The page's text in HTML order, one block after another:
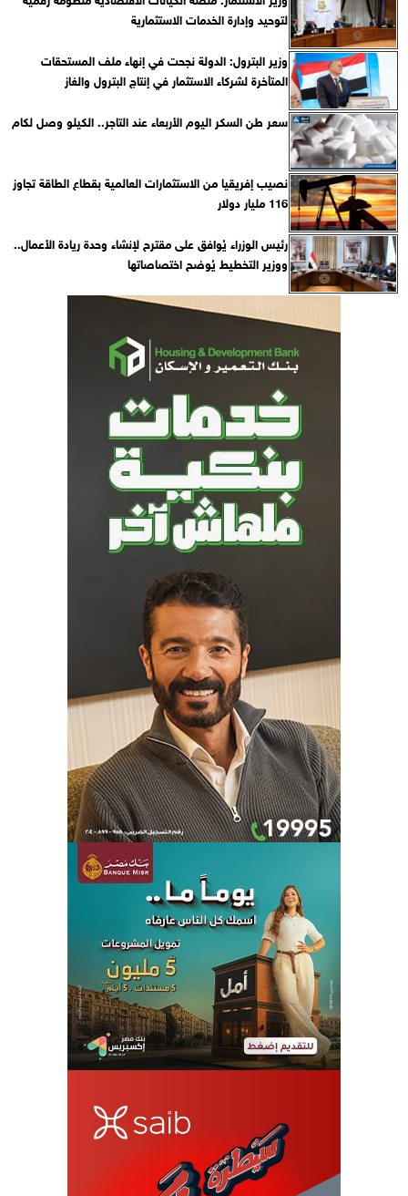
لتوحيد وإدارة الخدمات الاستثمارية
وزير البترول: الدولة نجحت في إنهاء ملف المستحقات
المتأخرة لشركاء الاستثمار في إنتاج البترول والغاز
سعر طن السكر اليوم الأربعاء عند التاجر.. الكيلو وصل لكام
نصيب إفريقيا من الاستثمارات العالمية بقطاع الطاقة تجاوز
116 مليار دولار
رئيس الوزراء يُوافق على مقترح لإنشاء وحدة ريادة الأعمال..
ووزير التخطيط يُوضح اختصاصاتها